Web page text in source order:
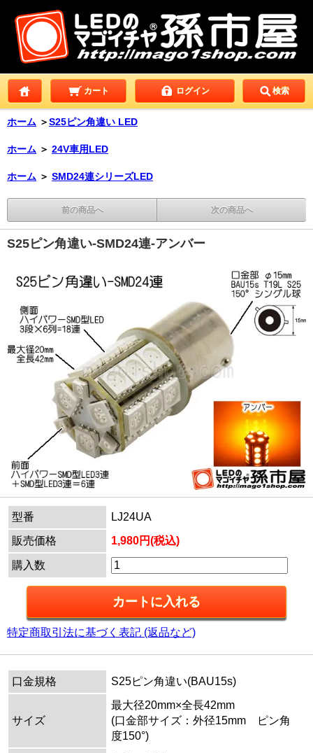
カート ログイン 検索
ホーム ＞S25ピン角違い LED
ホーム ＞ 24V車用LED
ホーム ＞ SMD24連シリーズLED
前の商品へ 次の商品へ
S25ピン角違い-SMD24連-アンバー
型番
LJ24UA
販売価格
1,980円(税込)
購入数
特定商取引法に基づく表記 (返品など)
口金規格 S25ピン角違い(BAU15s)
サイズ
最大径20mm×全長42mm
(口金部サイズ：外径15mm ピン角
度150°)